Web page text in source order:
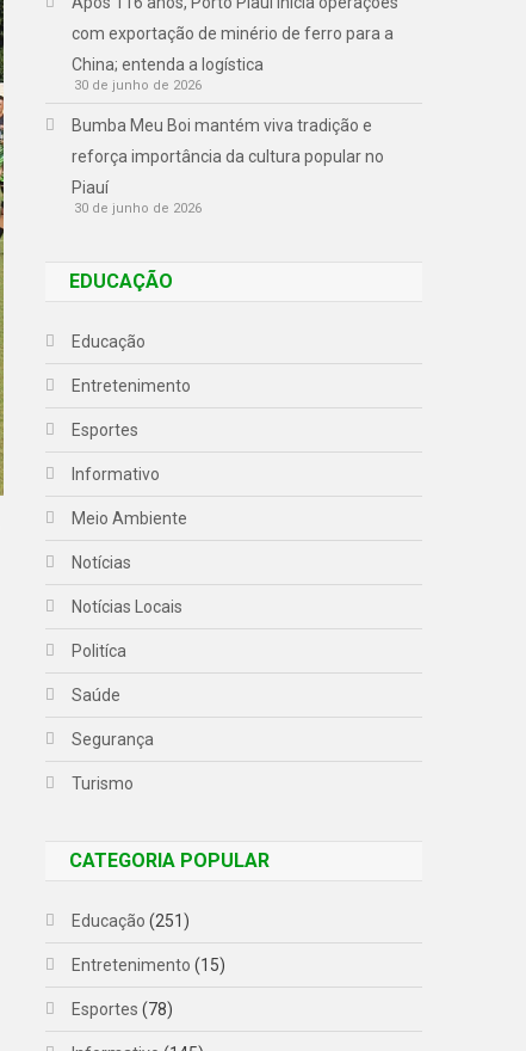
com exportação de minério de ferro para a
China; entenda a logística
30 de junho de 2026
Bumba Meu Boi mantém viva tradição e
reforça importância da cultura popular no
Piauí
30 de junho de 2026
EDUCAÇÃO
Educação
Entretenimento
Esportes
Informativo
Meio Ambiente
Notícias
Notícias Locais
Politíca
Saúde
Segurança
Turismo
CATEGORIA POPULAR
Educação (251)
Entretenimento (15)
Esportes (78)